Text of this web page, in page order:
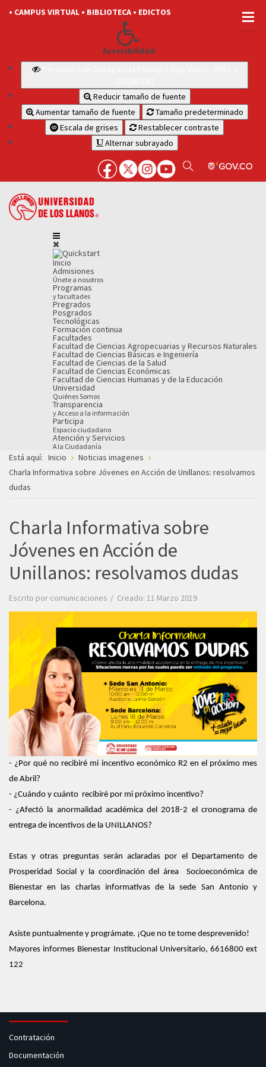
• CAMPUS VIRTUAL • BIBLIOTECA • EDICTOS
Accesibilidad
Reducir tamaño de fuente
Aumentar tamaño de fuente
Tamaño predeterminado
Escala de grises
Restablecer contraste
Alternar subrayado
Inicio
Admisiones
Únete a nosotros
Programas
y facultades
Pregrados
Posgrados
Tecnológicas
Formación continua
Facultades
Facultad de Ciencias Agropecuarias y Recursos Naturales
Facultad de Ciencias Básicas e Ingeniería
Facultad de Ciencias de la Salud
Facultad de Ciencias Económicas
Facultad de Ciencias Humanas y de la Educación
Universidad
Quiénes Somos
Transparencia
y Acceso a la información
Participa
Espacio ciudadano
Atención y Servicios
A la Ciudadanía
Está aquí: Inicio
Noticias imagenes
Charla Informativa sobre Jóvenes en Acción de Unillanos: resolvamos
dudas
Charla Informativa sobre
Jóvenes en Acción de
Unillanos: resolvamos dudas
Escrito por comunicaciones Creado: 11 Marzo 2019
- ¿Por qué no recibiré mi incentivo económico R2 en el próximo mes
de Abril?
- ¿Cuándo y cuánto recibiré por mi próximo incentivo?
- ¿Afectó la anormalidad académica del 2018-2 el cronograma de
entrega de incentivos de la UNILLANOS?
Estas y otras preguntas serán aclaradas por el Departamento de
Prosperidad Social y la coordinación del área Socioeconómica de
Bienestar en las charlas informativas de la sede San Antonio y
Barcelona.
Asiste puntualmente y prográmate. ¡Que no te tome desprevenido!
Mayores informes Bienestar Institucional Universitario, 6616800 ext
122
Contratación
Documentación